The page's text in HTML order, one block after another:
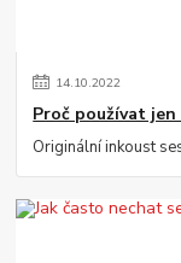
14.10.2022
Proč používat
Originální inkoust